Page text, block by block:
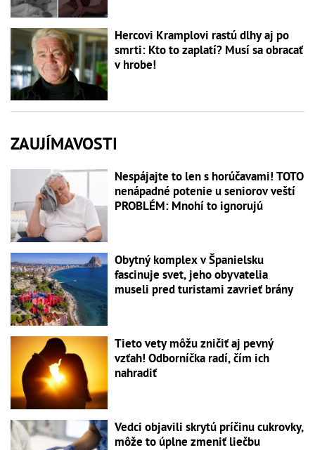
Hercovi Kramplovi rastú dlhy aj po
smrti: Kto to zaplatí? Musí sa obracať
v hrobe!
ZAUJÍMAVOSTI
Nespájajte to len s horúčavami! TOTO
nenápadné potenie u seniorov veští
PROBLÉM: Mnohí to ignorujú
Obytný komplex v Španielsku
fascinuje svet, jeho obyvatelia
museli pred turistami zavrieť brány
Tieto vety môžu zničiť aj pevný
vzťah! Odborníčka radí, čím ich
nahradiť
Vedci objavili skrytú príčinu cukrovky,
môže to úplne zmeniť liečbu